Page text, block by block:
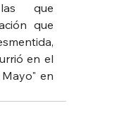
que
que
en el
en